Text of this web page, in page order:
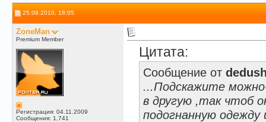
25.09.2010, 18:05
ZoneMan
Premium Member
Регистрация: 04.11.2009
Сообщения: 1,741
Цитата:
Сообщение от
...Подскажите
в другую ,так чтоб
подогнанную одежду